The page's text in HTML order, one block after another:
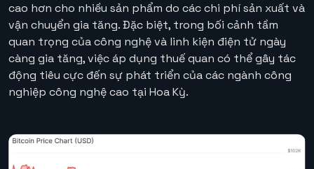
cao hơn cho nhiều sản phẩm do các chi phí sản xuất và
vận chuyển gia tăng. Đặc biệt, trong bối cảnh tầm
quan trọng của công nghệ và linh kiện điện tử ngày
càng gia tăng, việc áp dụng thuế quan có thể gây tác
động tiêu cực đến sự phát triển của các ngành công
nghiệp công nghệ cao tại Hoa Kỳ.